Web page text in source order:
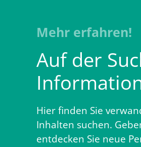
Mehr erfahren!
Auf der
Hier finden Sie
Inhalten suchen.
entdecken Sie neue